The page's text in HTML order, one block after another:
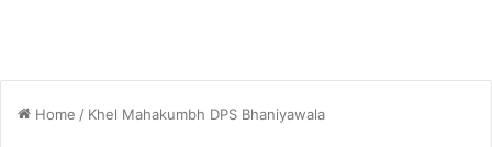
Home / Khel Mahakumbh DPS Bhaniyawala